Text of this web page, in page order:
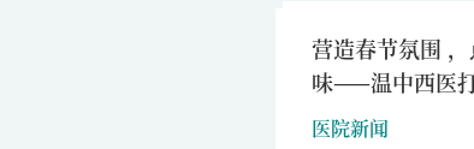
营造春节氛围
味——温中西医
构建温馨祥和春节
医院新闻